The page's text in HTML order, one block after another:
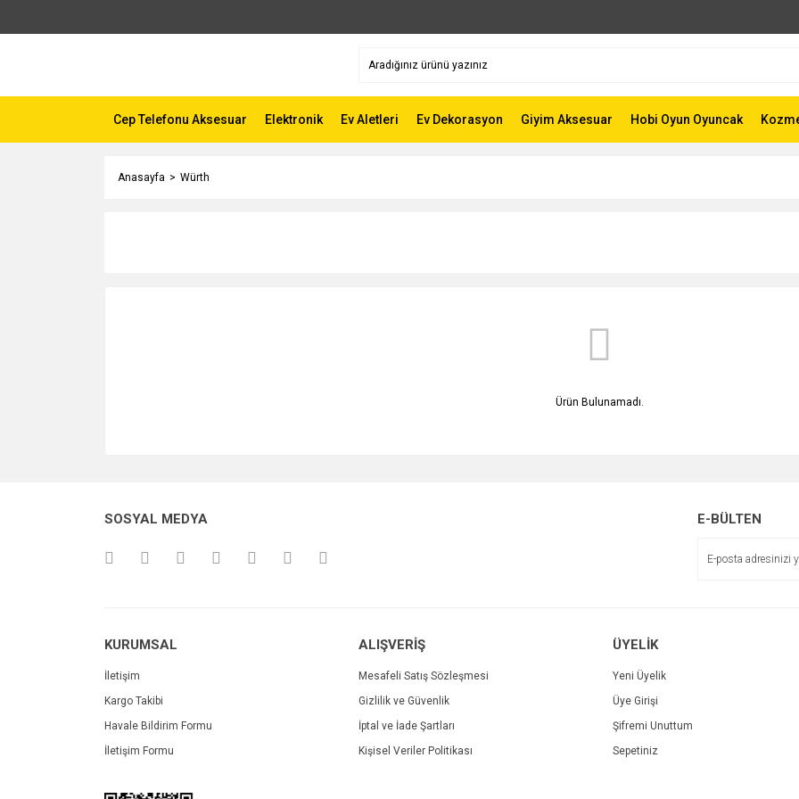
Cep Telefonu Aksesuar Elektronik Ev Aletleri Ev Dekorasyon Giyim Aksesuar Hobi Oyun Oyuncak
Anasayfa Würth
Ürün Bulunamadı.
SOSYAL MEDYA E-BÜLTEN
KURUMSAL
İletişim
Kargo Takibi
Havale Bildirim Formu
İletişim Formu
ALIŞVERİŞ
Mesafeli Satış Sözleşmesi
Gizlilik ve Güvenlik
İptal ve İade Şartları
Kişisel Veriler Politikası
ÜYELİK
Yeni Üyelik
Üye Girişi
Şifremi Unuttum
Sepetiniz